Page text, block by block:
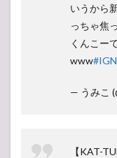
いうから
っちゃ焦
くんこー
www
— うみこ
【KAT-